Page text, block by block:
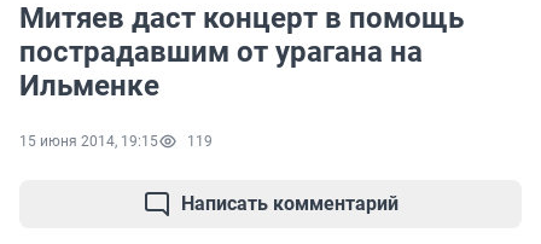
Митяев даст концерт в помощь
пострадавшим от урагана на
Ильменке
15 июня 2014, 19:15 119
Написать комментарий